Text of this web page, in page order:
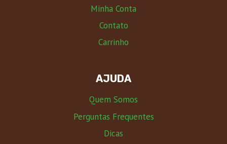
Minha Conta
Contato
Carrinho
AJUDA
Quem Somos
Perguntas Frequentes
Dicas